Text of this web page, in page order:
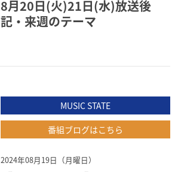
8月20日(火)21日(水)放送後
記・来週のテーマ
MUSIC STATE
番組ブログはこちら
2024年08月19日（月曜日）